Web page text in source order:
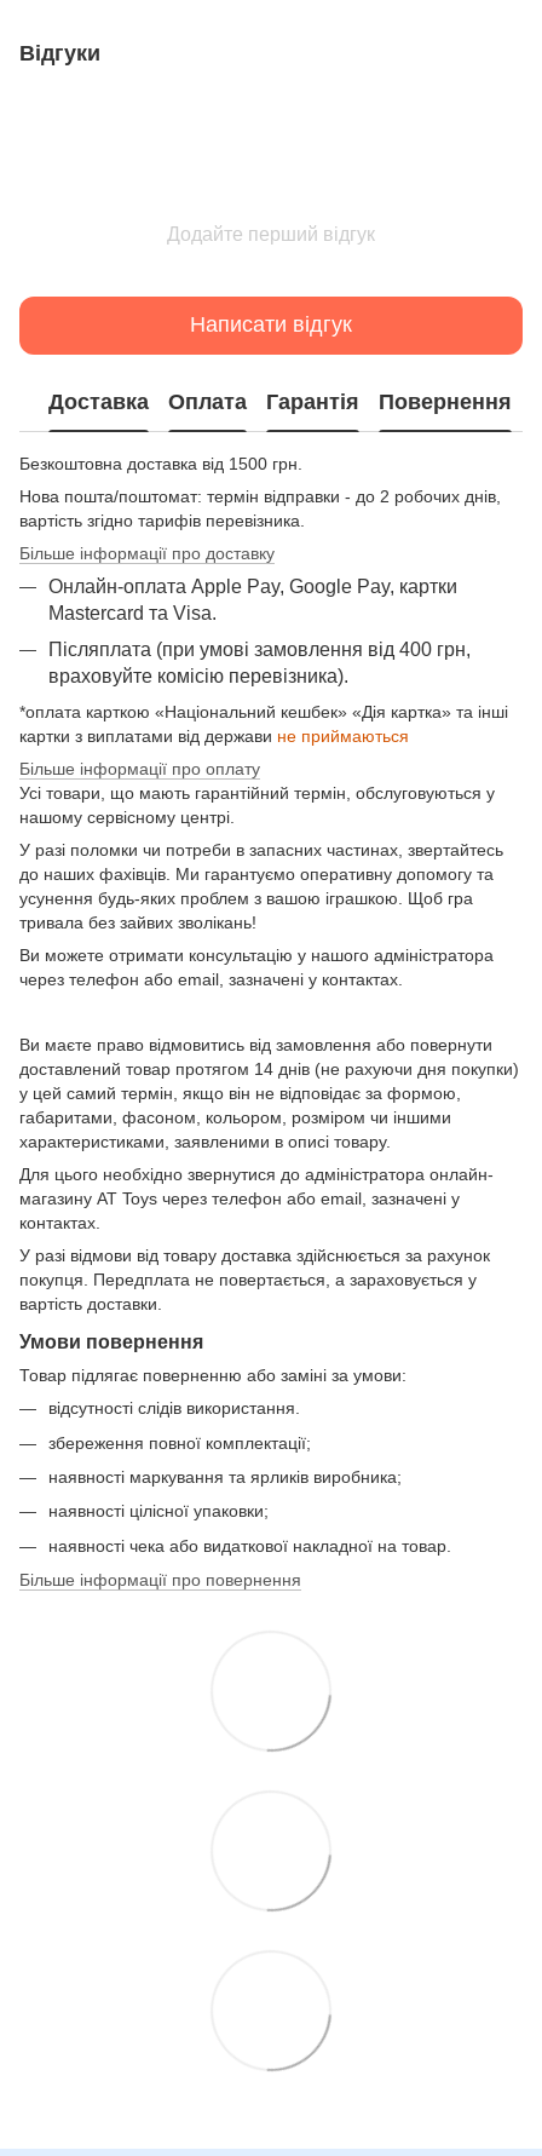
Відгуки
Додайте перший відгук
Написати відгук
Доставка Оплата Гарантія Повернення
Безкоштовна доставка від 1500 грн.
Нова пошта/поштомат: термін відправки - до 2 робочих днів,
вартість згідно тарифів перевізника.
Більше інформації про доставку
Онлайн-оплата Apple Pay, Google Pay, картки
Mastercard та Visа.
Післяплата (при умові замовлення від 400 грн,
враховуйте комісію перевізника).
*оплата карткою «Національний кешбек» «Дія картка» та інші
картки з виплатами від держави не приймаються
Більше інформації про оплату
Усі товари, що мають гарантійний термін, обслуговуються у
нашому сервісному центрі.
У разі поломки чи потреби в запасних частинах, звертайтесь
до наших фахівців. Ми гарантуємо оперативну допомогу та
усунення будь-яких проблем з вашою іграшкою. Щоб гра
тривала без зайвих зволікань!
Ви можете отримати консультацію у нашого адміністратора
через телефон або email, зазначені у контактах.
Ви маєте право відмовитись від замовлення або повернути
доставлений товар протягом 14 днів (не рахуючи дня покупки)
у цей самий термін, якщо він не відповідає за формою,
габаритами, фасоном, кольором, розміром чи іншими
характеристиками, заявленими в описі товару.
Для цього необхідно звернутися до адміністратора онлайн-
магазину AT Toys через телефон або email, зазначені у
контактах.
У разі відмови від товару доставка здійснюється за рахунок
покупця. Передплата не повертається, а зараховується у
вартість доставки.
Умови повернення
Товар підлягає поверненню або заміні за умови:
відсутності слідів використання.
збереження повної комплектації;
наявності маркування та ярликів виробника;
наявності цілісної упаковки;
наявності чека або видаткової накладної на товар.
Більше інформації про повернення